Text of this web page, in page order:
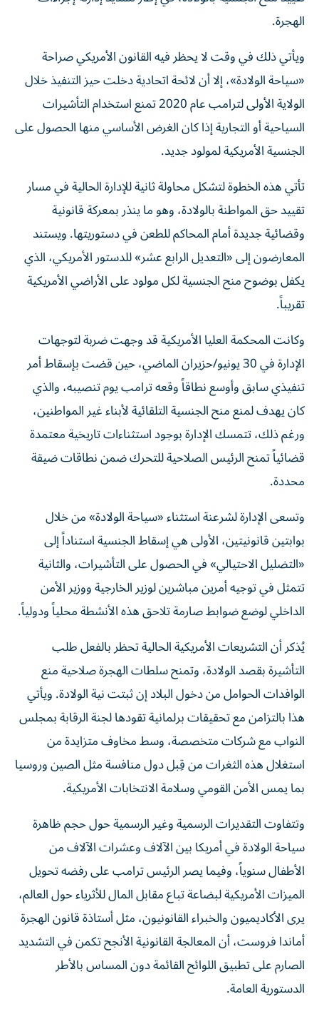
الهجرة.
ويأتي ذلك في وقت لا يحظر فيه القانون الأمريكي صراحة
«سياحة الولادة»، إلا أن لائحة اتحادية دخلت حيز التنفيذ خلال
الولاية الأولى لترامب عام 2020 تمنع استخدام التأشيرات
السياحية أو التجارية إذا كان الغرض الأساسي منها الحصول على
الجنسية الأمريكية لمولود جديد.
تأتي هذه الخطوة لتشكل محاولة ثانية للإدارة الحالية في مسار
تقييد حق المواطنة بالولادة، وهو ما ينذر بمعركة قانونية
وقضائية جديدة أمام المحاكم للطعن في دستوريتها. ويستند
المعارضون إلى «التعديل الرابع عشر» للدستور الأمريكي، الذي
يكفل بوضوح منح الجنسية لكل مولود على الأراضي الأمريكية
تقريباً.
وكانت المحكمة العليا الأمريكية قد وجهت ضربة لتوجهات
الإدارة في 30 يونيو/حزيران الماضي، حين قضت بإسقاط أمر
تنفيذي سابق وأوسع نطاقاً وقعه ترامب يوم تنصيبه، والذي
كان يهدف لمنع منح الجنسية التلقائية لأبناء غير المواطنين،
ورغم ذلك، تتمسك الإدارة بوجود استثناءات تاريخية معتمدة
قضائياً تمنح الرئيس الصلاحية للتحرك ضمن نطاقات ضيقة
محددة.
وتسعى الإدارة لشرعنة استثناء «سياحة الولادة» من خلال
بوابتين قانونيتين، الأولى هي إسقاط الجنسية استناداً إلى
«التضليل الاحتيالي» في الحصول على التأشيرات، والثانية
تتمثل في توجيه أمرين مباشرين لوزير الخارجية ووزير الأمن
الداخلي لوضع ضوابط صارمة تلاحق هذه الأنشطة محلياً ودولياً.
يُذكر أن التشريعات الأمريكية الحالية تحظر بالفعل طلب
التأشيرة بقصد الولادة، وتمنح سلطات الهجرة صلاحية منع
الوافدات الحوامل من دخول البلاد إن ثبتت نية الولادة. ويأتي
هذا بالتزامن مع تحقيقات برلمانية تقودها لجنة الرقابة بمجلس
النواب مع شركات متخصصة، وسط مخاوف متزايدة من
استغلال هذه الثغرات من قِبل دول منافسة مثل الصين وروسيا
بما يمس الأمن القومي وسلامة الانتخابات الأمريكية.
وتتفاوت التقديرات الرسمية وغير الرسمية حول حجم ظاهرة
سياحة الولادة في أمريكا بين الآلاف وعشرات الآلاف من
الأطفال سنوياً، وفيما يصر الرئيس ترامب على رفضه تحويل
الميزات الأمريكية لبضاعة تباع مقابل المال للأثرياء حول العالم،
يرى الأكاديميون والخبراء القانونيون، مثل أستاذة قانون الهجرة
أماندا فروست، أن المعالجة القانونية الأنجح تكمن في التشديد
الصارم على تطبيق اللوائح القائمة دون المساس بالأطر
الدستورية العامة.